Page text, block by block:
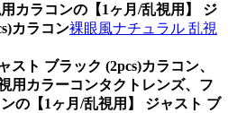
カラコンの【1ヶ月/乱視用】 ジ
カラコン裸眼風ナチュラル 乱視
スト ブラック (2pcs)カラコン、
用カラーコンタクトレンズ、フ
の【1ヶ月/乱視用】 ジャスト ブ